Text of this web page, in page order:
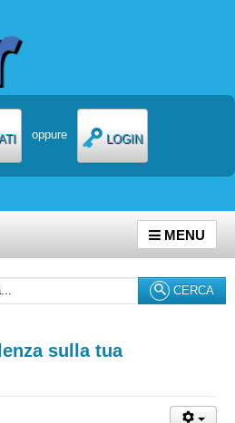
oppure LOGIN
MENU
CERCA
sulla tua